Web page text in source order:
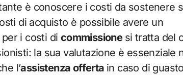
è conoscere i costi da sostenere
di acquisto è possibile avere un
i costi di commissione si tratta del
la sua valutazione è essenziale
l’assistenza offerta in caso di